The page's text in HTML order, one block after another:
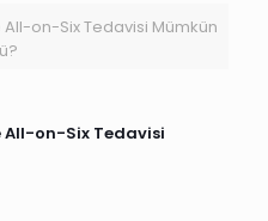
on-Six Tedavisi Mümkün
All-on-Six Tedavisi